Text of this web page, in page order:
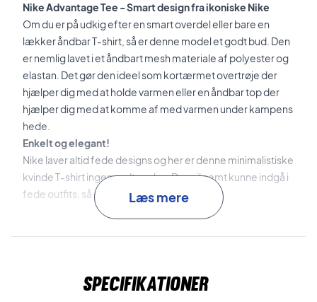
Nike Advantage Tee - Smart design fra ikoniske Nike
Om du er på udkig efter en smart overdel eller bare en
lækker åndbar T-shirt, så er denne model et godt bud. Den
er nemlig lavet i et åndbart mesh materiale af polyester og
elastan. Det gør den ideel som kortærmet overtrøje der
hjælper dig med at holde varmen eller en åndbar top der
hjælper dig med at komme af med varmen under kampens
hede.
Enkelt og elegant!
Nike laver altid fede designs og her er denne minimalistiske
kvinde T-shirt ingen undtagelse. Den vil nemt kunne indgå i
fede outfits, så du kan vinde med stil.
Perfekt som både tennis T-shirt og padel T-shirt.
Læs mere
Specifikationer